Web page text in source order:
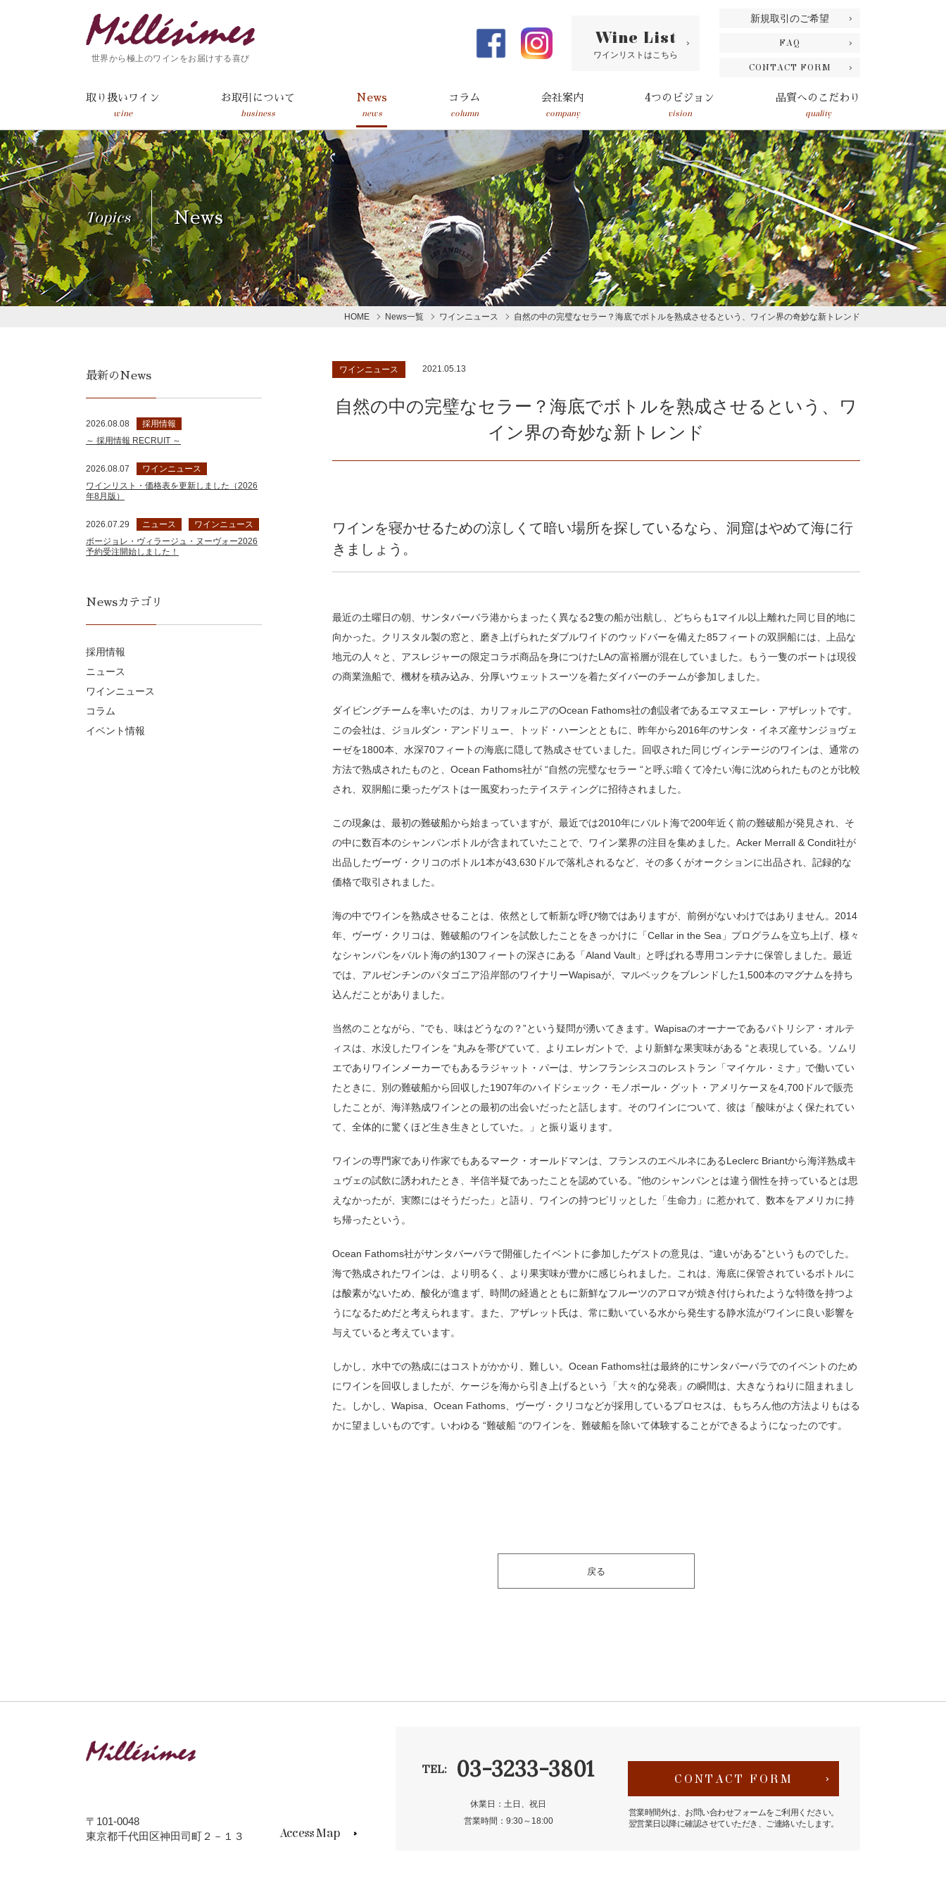
世界から極上のワインをお届けする喜び
Wine List
ワインリストはこちら
新規取引のご希望
FAQ
CONTACT FORM
取り扱いワイン
wine
お取引について
business
News
news
コラム
column
会社案内
company
4つのビジョン
vision
品質へのこだわり
quality
Topics News
HOME News一覧 ワインニュース 自然の中の完璧なセラー？海底でボトルを熟成させるという、ワイン界の奇妙な新トレンド
ワインニュース 2021.05.13
自然の中の完璧なセラー？海底でボトルを熟成させるという、ワ
イン界の奇妙な新トレンド
ワインを寝かせるための涼しくて暗い場所を探しているなら、洞窟はやめて海に行
きましょう。
最近の土曜日の朝、サンタバーバラ港からまったく異なる2隻の船が出航し、どちらも1マイル以上離れた同じ目的地に
向かった。クリスタル製の窓と、磨き上げられたダブルワイドのウッドバーを備えた85フィートの双胴船には、上品な
地元の人々と、アスレジャーの限定コラボ商品を身につけたLAの富裕層が混在していました。もう一隻のボートは現役
の商業漁船で、機材を積み込み、分厚いウェットスーツを着たダイバーのチームが参加しました。
ダイビングチームを率いたのは、カリフォルニアのOcean Fathoms社の創設者であるエマヌエーレ・アザレットです。
この会社は、ジョルダン・アンドリュー、トッド・ハーンとともに、昨年から2016年のサンタ・イネズ産サンジョヴェ
ーゼを1800本、水深70フィートの海底に隠して熟成させていました。回収された同じヴィンテージのワインは、通常の
方法で熟成されたものと、Ocean Fathoms社が “自然の完璧なセラー “と呼ぶ暗くて冷たい海に沈められたものとが比較
され、双胴船に乗ったゲストは一風変わったテイスティングに招待されました。
この現象は、最初の難破船から始まっていますが、最近では2010年にバルト海で200年近く前の難破船が発見され、そ
の中に数百本のシャンパンボトルが含まれていたことで、ワイン業界の注目を集めました。Acker Merrall & Condit社が
出品したヴーヴ・クリコのボトル1本が43,630ドルで落札されるなど、その多くがオークションに出品され、記録的な
価格で取引されました。
海の中でワインを熟成させることは、依然として斬新な呼び物ではありますが、前例がないわけではありません。2014
年、ヴーヴ・クリコは、難破船のワインを試飲したことをきっかけに「Cellar in the Sea」プログラムを立ち上げ、様々
なシャンパンをバルト海の約130フィートの深さにある「Aland Vault」と呼ばれる専用コンテナに保管しました。最近
では、アルゼンチンのパタゴニア沿岸部のワイナリーWapisaが、マルベックをブレンドした1,500本のマグナムを持ち
込んだことがありました。
当然のことながら、”でも、味はどうなの？”という疑問が湧いてきます。Wapisaのオーナーであるパトリシア・オルテ
ィスは、水没したワインを “丸みを帯びていて、よりエレガントで、より新鮮な果実味がある “と表現している。ソムリ
エでありワインメーカーでもあるラジャット・パーは、サンフランシスコのレストラン「マイケル・ミナ」で働いてい
たときに、別の難破船から回収した1907年のハイドシェック・モノポール・グット・アメリケーヌを4,700ドルで販売
したことが、海洋熟成ワインとの最初の出会いだったと話します。そのワインについて、彼は「酸味がよく保たれてい
て、全体的に驚くほど生き生きとしていた。」と振り返ります。
ワインの専門家であり作家でもあるマーク・オールドマンは、フランスのエペルネにあるLeclerc Briantから海洋熟成キ
ュヴェの試飲に誘われたとき、半信半疑であったことを認めている。”他のシャンパンとは違う個性を持っているとは思
えなかったが、実際にはそうだった」と語り、ワインの持つピリッとした「生命力」に惹かれて、数本をアメリカに持
ち帰ったという。
Ocean Fathoms社がサンタバーバラで開催したイベントに参加したゲストの意見は、“違いがある”というものでした。
海で熟成されたワインは、より明るく、より果実味が豊かに感じられました。これは、海底に保管されているボトルに
は酸素がないため、酸化が進まず、時間の経過とともに新鮮なフルーツのアロマが焼き付けられたような特徴を持つよ
うになるためだと考えられます。また、アザレット氏は、常に動いている水から発生する静水流がワインに良い影響を
与えていると考えています。
しかし、水中での熟成にはコストがかかり、難しい。Ocean Fathoms社は最終的にサンタバーバラでのイベントのため
にワインを回収しましたが、ケージを海から引き上げるという「大々的な発表」の瞬間は、大きなうねりに阻まれまし
た。しかし、Wapisa、Ocean Fathoms、ヴーヴ・クリコなどが採用しているプロセスは、もちろん他の方法よりもはる
かに望ましいものです。いわゆる “難破船 “のワインを、難破船を除いて体験することができるようになったのです。
戻る
最新のNews
2026.08.08
採用情報
～ 採用情報 RECRUIT ～
2026.08.07
ワインニュース
ワインリスト・価格表を更新しました（2026
年8月版）
2026.07.29 ニュース
ワインニュース
ボージョレ・ヴィラージュ・ヌーヴォー2026
予約受注開始しました！
Newsカテゴリ
採用情報
ニュース
ワインニュース
コラム
イベント情報
TEL: 03-3233-3801
休業日：土日、祝日
営業時間：9:30～18:00
CONTACT FORM
営業時間外は、お問い合わせフォームをご利用ください。
翌営業日以降に確認させていただき、ご連絡いたします。
〒101-0048
東京都千代田区神田司町２－１３
Access Map